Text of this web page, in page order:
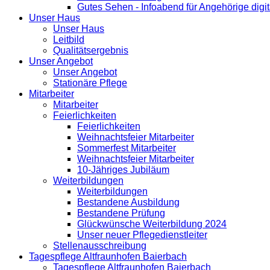
Gutes Sehen - Infoabend für Angehörige
Unser Haus
Unser Haus
Leitbild
Qualitätsergebnis
Unser Angebot
Unser Angebot
Stationäre Pflege
Mitarbeiter
Mitarbeiter
Feierlichkeiten
Feierlichkeiten
Weihnachtsfeier Mitarbeiter
Sommerfest Mitarbeiter
Weihnachtsfeier Mitarbeiter
10-Jähriges Jubiläum
Weiterbildungen
Weiterbildungen
Bestandene Ausbildung
Bestandene Prüfung
Glückwünsche Weiterbildung 2024
Unser neuer Pflegedienstleiter
Stellenausschreibung
Tagespflege Altfraunhofen Baierbach
Tagespflege Altfraunhofen Baierbach